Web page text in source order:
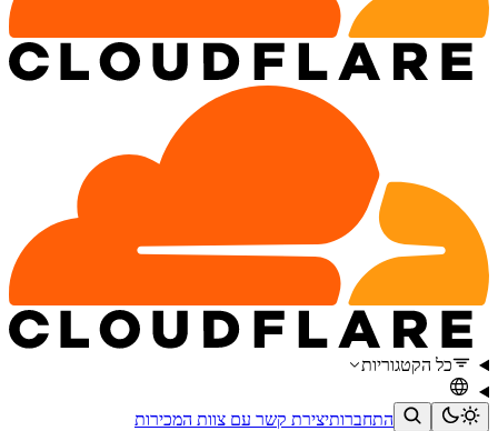
כל הקטגוריות
התחברותיצירת קשר עם צוות המכירות